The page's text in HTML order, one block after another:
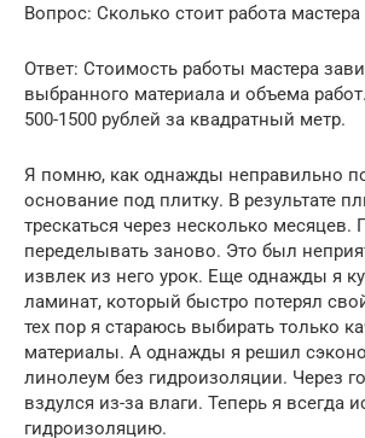
Вопрос: Сколько стоит работа
Ответ: Стоимость работы мастера
выбранного материала и объема
500-1500 рублей за квадратный метр.
Я помню, как однажды неправильно
основание под плитку. В результате
трескаться через несколько
переделывать заново. Это был
извлек из него урок. Еще однажды я
ламинат, который быстро потерял
тех пор я стараюсь выбирать только
материалы. А однажды я решил
линолеум без гидроизоляции. Через
вздулся из-за влаги. Теперь я всегда
гидроизоляцию.